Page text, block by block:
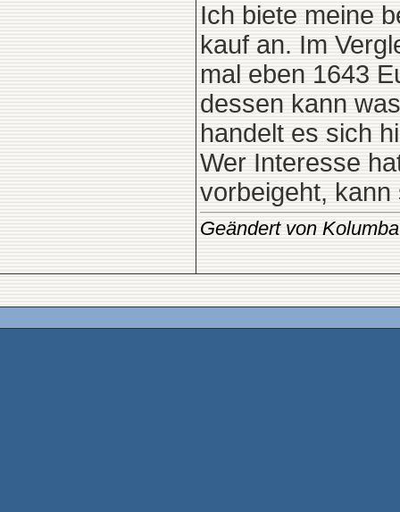
Ich biete meine
kauf an. Im
mal eben 1643
dessen kann
handelt es sich
Wer Interesse
vorbeigeht,
Geändert von